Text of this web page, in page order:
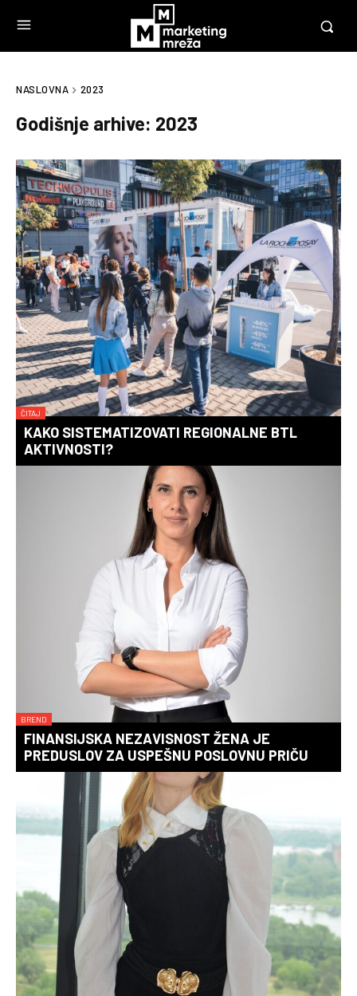
NASLOVNA 2023
Godišnje arhive: 2023
ČITAJ
KAKO SISTEMATIZOVATI REGIONALNE BTL
AKTIVNOSTI?
BREND
FINANSIJSKA NEZAVISNOST ŽENA JE
PREDUSLOV ZA USPEŠNU POSLOVNU PRIČU